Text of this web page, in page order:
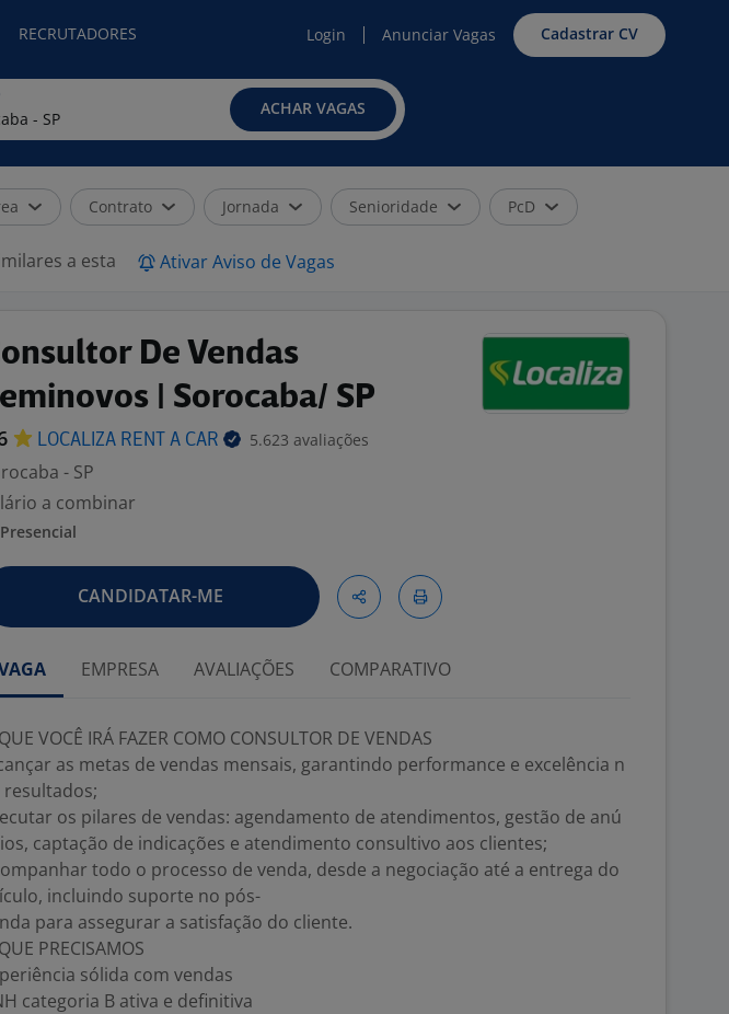
RECRUTADORES Login Anunciar Vagas Cadastrar CV
ACHAR VAGAS
Contrato Jornada Senioridade PcD
a esta Ativar Aviso de Vagas
De Vendas
| Sorocaba/ SP
LOCALIZA RENT A CAR 5.623 avaliações
- SP
a combinar
Presencial
CANDIDATAR-ME
EMPRESA AVALIAÇÕES COMPARATIVO
VOCÊ IRÁ FAZER COMO CONSULTOR DE VENDAS
as metas de vendas mensais, garantindo performance e excelência n
resultados;
os pilares de vendas: agendamento de atendimentos, gestão de anú
captação de indicações e atendimento consultivo aos clientes;
todo o processo de venda, desde a negociação até a entrega do
incluindo suporte no pós-
para assegurar a satisfação do cliente.
PRECISAMOS
sólida com vendas
categoria B ativa e definitiva